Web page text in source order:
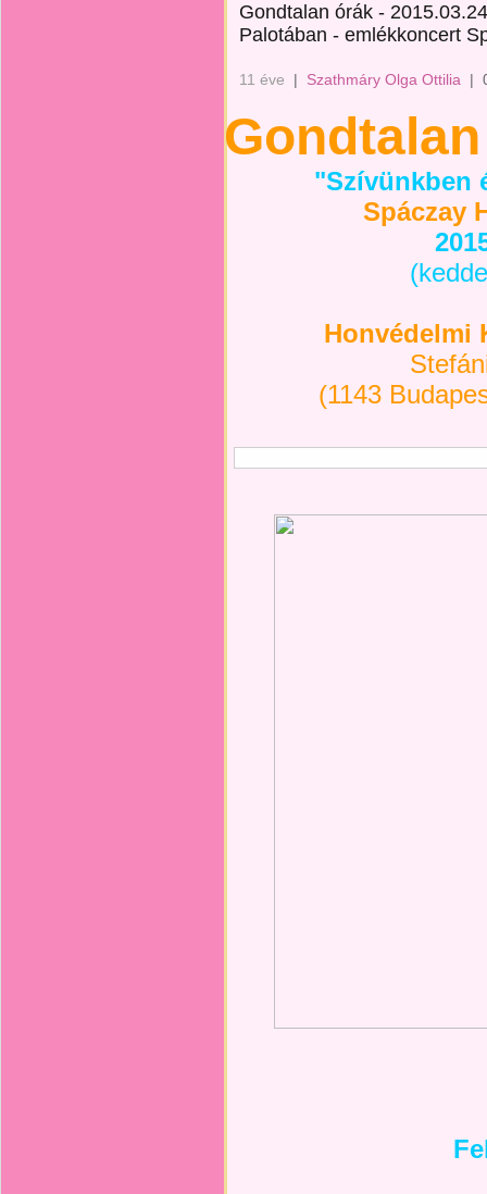
Gondtalan órák -
Palotában - emlékkoncert
11 éve | Szathmáry Olga Ottilia |
"Szívünkben
Spáczay
Honvédelmi
(1143